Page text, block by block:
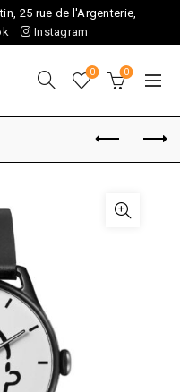
25 rue de l'Argenterie,
Instagram
0 0